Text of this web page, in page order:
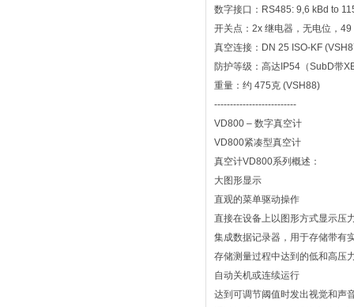
数字接口：RS485: 9,6 kBd to
开关点：2x 继电器，无电位，
真空连接：DN 25 ISO-KF
防护等级：高达IP54（SubD带
重量：约 475克 (VSH88)
--------------------------
VD800 – 数字真空计
VD800紧凑型真空计
真空计VD800系列概述：
大图形显示
直观的菜单驱动操作
直接在设备上以图形方式显示压
集成数据记录器，用于存储带有
存储测量过程中达到的低和高压
自动关机或连续运行
达到可调节阈值时发出视觉和声